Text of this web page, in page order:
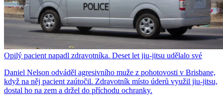
Opilý pacient napadl zdravotníka. Deset let jiu-jitsu udělalo své
Daniel Nelson odváděl agresivního muže z pohotovosti v Brisbane,
když na něj pacient zaútočil. Zdravotník místo úderů využil jiu-jitsu,
dostal ho na zem a držel do příchodu ochranky.